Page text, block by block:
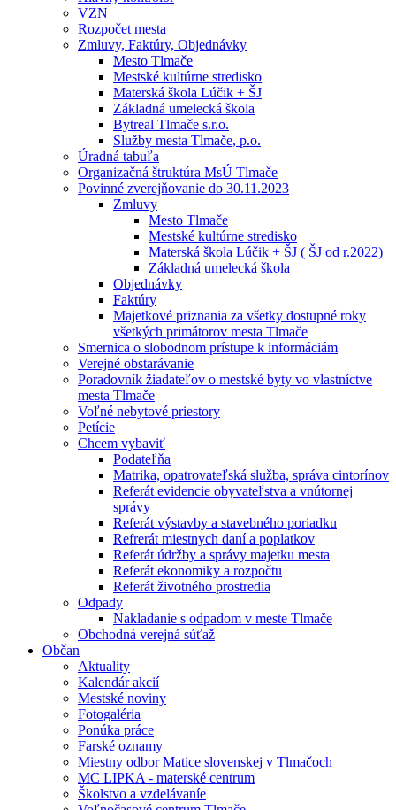
VZN
Rozpočet mesta
Zmluvy, Faktúry, Objednávky
Mesto Tlmače
Mestské kultúrne stredisko
Materská škola Lúčik + ŠJ
Základná umelecká škola
Bytreal Tlmače s.r.o.
Služby mesta Tlmače, p.o.
Úradná tabuľa
Organizačná štruktúra MsÚ Tlmače
Povinné zverejňovanie do 30.11.2023
Zmluvy
Mesto Tlmače
Mestské kultúrne stredisko
Materská škola Lúčik + ŠJ ( ŠJ od r.2022)
Základná umelecká škola
Objednávky
Faktúry
Majetkové priznania za všetky dostupné roky
všetkých primátorov mesta Tlmače
Smernica o slobodnom prístupe k informáciám
Verejné obstarávanie
Poradovník žiadateľov o mestské byty vo vlastníctve
mesta Tlmače
Voľné nebytové priestory
Petície
Chcem vybaviť
Podateľňa
Matrika, opatrovateľská služba, správa cintorínov
Referát evidencie obyvateľstva a vnútornej
správy
Referát výstavby a stavebného poriadku
Refrerát miestnych daní a poplatkov
Referát údržby a správy majetku mesta
Referát ekonomiky a rozpočtu
Referát životného prostredia
Odpady
Nakladanie s odpadom v meste Tlmače
Obchodná verejná súťaž
Občan
Aktuality
Kalendár akcií
Mestské noviny
Fotogaléria
Ponúka práce
Farské oznamy
Miestny odbor Matice slovenskej v Tlmačoch
MC LIPKA - materské centrum
Školstvo a vzdelávaníe